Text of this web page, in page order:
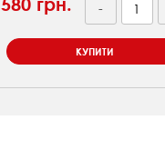
-
КУПИТИ